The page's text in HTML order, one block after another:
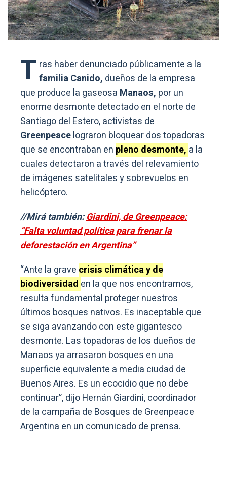
T ras haber denunciado públicamente a la
familia Canido, dueños de la empresa
que produce la gaseosa Manaos, por un
enorme desmonte detectado en el norte de
Santiago del Estero, activistas de
Greenpeacelograron bloquear dos topadoras
que se encontraban en pleno desmonte, a la
cuales detectaron a través del relevamiento
de imágenes satelitales y sobrevuelos en
helicóptero.
//Mirá también:Giardini, de Greenpeace:
“Falta voluntad política para frenar la
deforestación en Argentina”
“Ante la grave crisis climática y de
biodiversidad en la que nos encontramos,
resulta fundamental proteger nuestros
últimos bosques nativos. Es inaceptable que
se siga avanzando con este gigantesco
desmonte. Las topadoras de los dueños de
Manaos ya arrasaron bosques en una
superficie equivalente a media ciudad de
Buenos Aires. Es un ecocidio que no debe
continuar”, dijo Hernán Giardini, coordinador
de la campaña de Bosques de Greenpeace
Argentina en un comunicado de prensa.